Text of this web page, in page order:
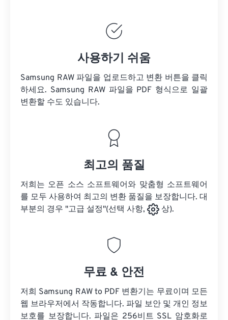
사용하기 쉬움
Samsung RAW 파일을 업로드하고 변환 버튼을 클릭
하세요. Samsung RAW 파일을 PDF 형식으로 일괄
변환할 수도 있습니다.
최고의 품질
저희는 오픈 소스 소프트웨어와 맞춤형 소프트웨어
를 모두 사용하여 최고의 변환 품질을 보장합니다. 대
부분의 경우 "고급 설정"(선택 사항,
상).
무료 & 안전
저희 Samsung RAW to PDF 변환기는 무료이며 모든
웹 브라우저에서 작동합니다. 파일 보안 및 개인 정보
보호를 보장합니다. 파일은 256비트 SSL 암호화로